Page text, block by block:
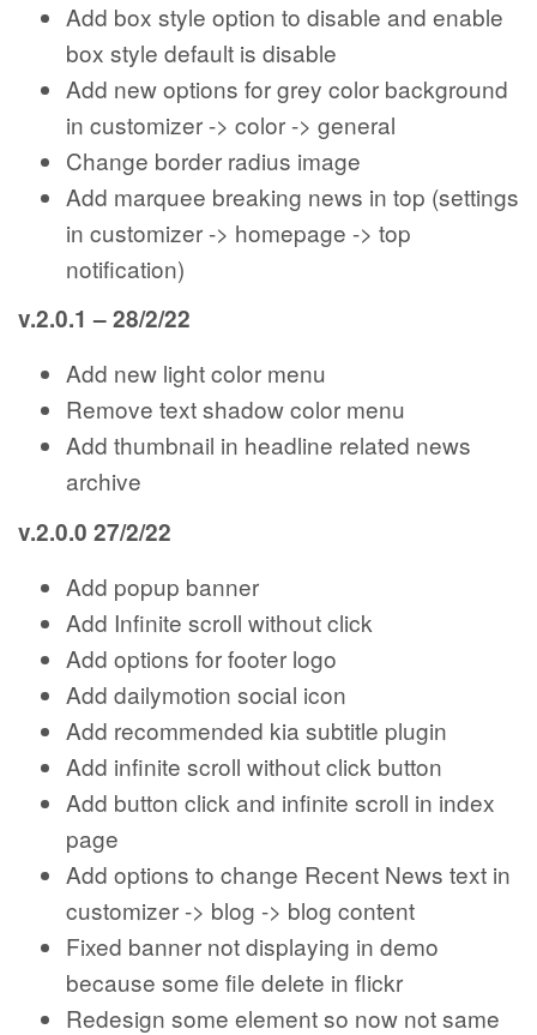
Add box style option to disable and enable
box style default is disable
Add new options for grey color background
in customizer -> color -> general
Change border radius image
Add marquee breaking news in top (settings
in customizer -> homepage -> top
notification)
v.2.0.1 – 28/2/22
Add new light color menu
Remove text shadow color menu
Add thumbnail in headline related news
archive
v.2.0.0 27/2/22
Add popup banner
Add Infinite scroll without click
Add options for footer logo
Add dailymotion social icon
Add recommended kia subtitle plugin
Add infinite scroll without click button
Add button click and infinite scroll in index
page
Add options to change Recent News text in
customizer -> blog -> blog content
Fixed banner not displaying in demo
because some file delete in flickr
Redesign some element so now not same